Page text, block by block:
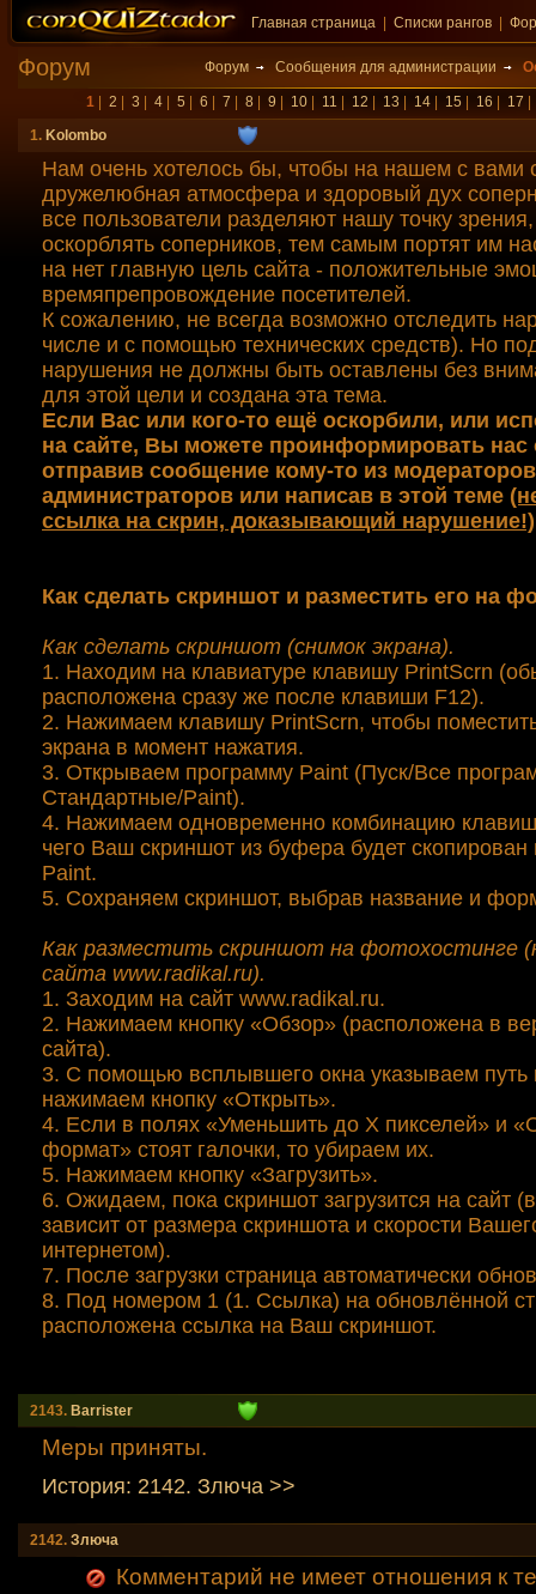
Главная страница Списки рангов
Форум Форум Сообщения для администрации
1 |2 |3 |4 |5 |6 |7 |8 |9 10 11 12 13 |14 15 16 17
1. Kolombo
Нам очень хотелось бы, чтобы на нашем с вами
дружелюбная атмосфера и здоровый дух
все пользователи разделяют нашу точку
оскорблять соперников, тем самым портят им
на нет главную цель сайта - положительные
времяпрепровождение посетителей.
К сожалению, не всегда возможно отследить
числе и с помощью технических средств). Но
нарушения не должны быть оставлены без
для этой цели и создана эта тема.
Если Вас или кого-то ещё оскорбили, или
на сайте, Вы можете проинформировать нас
отправив сообщение кому-то из
администраторов или написав в этой теме
ссылка на скрин, доказывающий нарушение!)
Как сделать скриншот и разместить его на
Как сделать скриншот (снимок экрана).
1. Находим на клавиатуре клавишу PrintScrn
расположена сразу же после клавиши F12).
2. Нажимаем клавишу PrintScrn, чтобы
экрана в момент нажатия.
3. Открываем программу Paint (Пуск/Все
Стандартные/Paint).
4. Нажимаем одновременно комбинацию
чего Ваш скриншот из буфера будет скопирован
Paint.
5. Сохраняем скриншот, выбрав название и
Как разместить скриншот на фотохостинге
сайта www.radikal.ru).
1. Заходим на сайт www.radikal.ru.
2. Нажимаем кнопку «Обзор» (расположена в
сайта).
3. С помощью всплывшего окна указываем путь
нажимаем кнопку «Открыть».
4. Если в полях «Уменьшить до Х пикселей» и
формат» стоят галочки, то убираем их.
5. Нажимаем кнопку «Загрузить».
6. Ожидаем, пока скриншот загрузится на сайт
зависит от размера скриншота и скорости
интернетом).
7. После загрузки страница автоматически
8. Под номером 1 (1. Ссылка) на обновлённой
расположена ссылка на Ваш скриншот.
2143. Barrister
Меры приняты.
История: 2142. Злюча >>
2142. Злюча
Комментарий не имеет отношения к